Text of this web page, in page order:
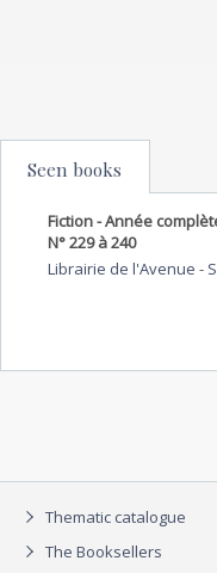
Seen books
Fiction - Année
N° 229 à 240
Librairie de l'Avenue -
Thematic catalogue
The Booksellers